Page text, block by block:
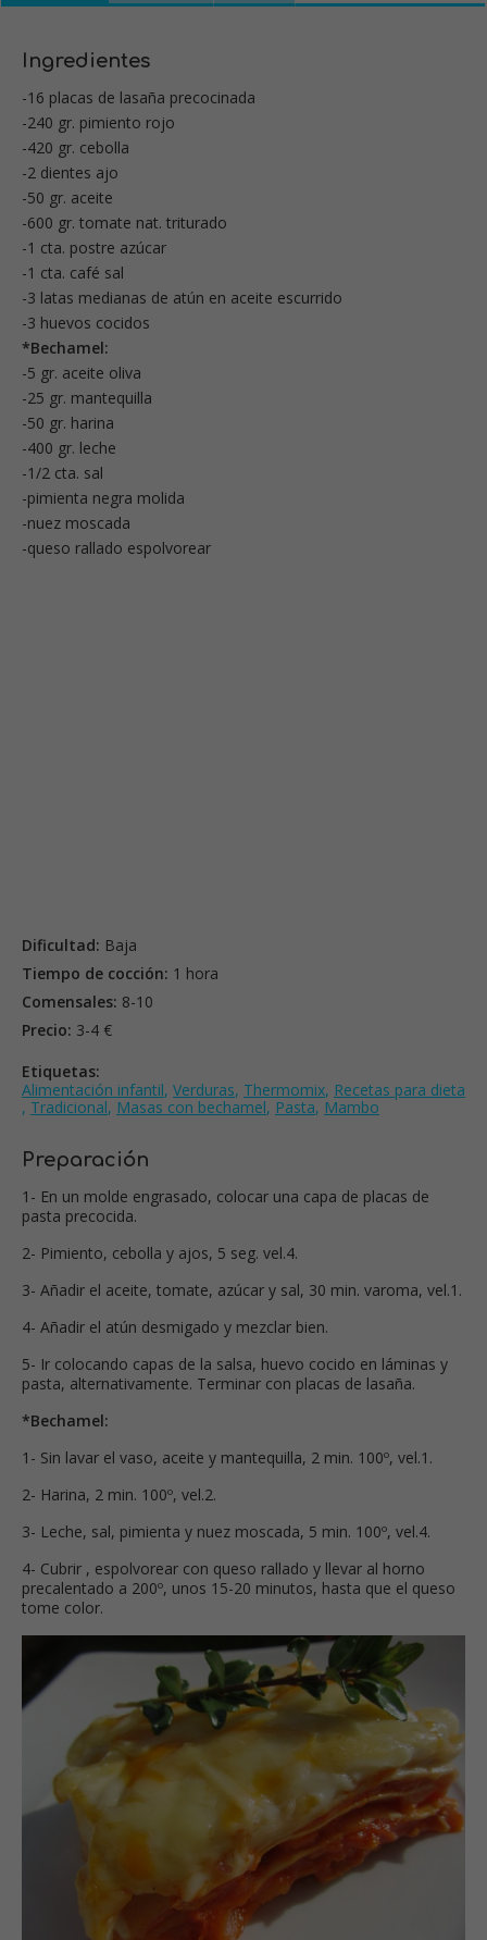
Ingredientes
-16 placas de lasaña precocinada
-240 gr. pimiento rojo
-420 gr. cebolla
-2 dientes ajo
-50 gr. aceite
-600 gr. tomate nat. triturado
-1 cta. postre azúcar
-1 cta. café sal
-3 latas medianas de atún en aceite escurrido
-3 huevos cocidos
*Bechamel:
-5 gr. aceite oliva
-25 gr. mantequilla
-50 gr. harina
-400 gr. leche
-1/2 cta. sal
-pimienta negra molida
-nuez moscada
-queso rallado espolvorear
Dificultad: Baja
Tiempo de cocción: 1 hora
Comensales: 8-10
Precio: 3-4 €
Etiquetas:
Alimentación infantil, Verduras, Thermomix, Recetas para dieta
, Tradicional, Masas con bechamel, Pasta, Mambo
Preparación
1- En un molde engrasado, colocar una capa de placas de
pasta precocida.
2- Pimiento, cebolla y ajos, 5 seg. vel.4.
3- Añadir el aceite, tomate, azúcar y sal, 30 min. varoma, vel.1.
4- Añadir el atún desmigado y mezclar bien.
5- Ir colocando capas de la salsa, huevo cocido en láminas y
pasta, alternativamente. Terminar con placas de lasaña.
*Bechamel:
1- Sin lavar el vaso, aceite y mantequilla, 2 min. 100º, vel.1.
2- Harina, 2 min. 100º, vel.2.
3- Leche, sal, pimienta y nuez moscada, 5 min. 100º, vel.4.
4- Cubrir , espolvorear con queso rallado y llevar al horno
precalentado a 200º, unos 15-20 minutos, hasta que el queso
tome color.